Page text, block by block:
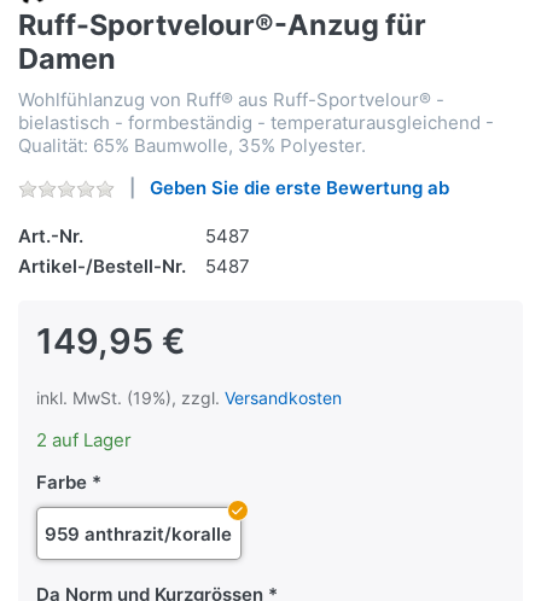
Ruff-Sportvelour®-Anzug für
Damen
Wohlfühlanzug von Ruff® aus Ruff-Sportvelour® -
bielastisch - formbeständig - temperaturausgleichend -
Qualität: 65% Baumwolle, 35% Polyester.
Geben Sie die erste Bewertung ab
Art.-Nr.
5487
Artikel-/Bestell-Nr.
5487
149,95 €
inkl. MwSt. (19%), zzgl. Versandkosten
2 auf Lager
Farbe
959 anthrazit/koralle
Da Norm und Kurzgrössen